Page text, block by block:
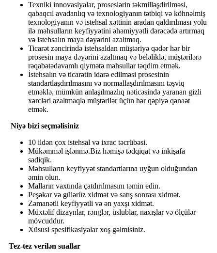
Texniki innovasiyalar, proseslərin təkmilləşdirilməsi,
qabaqcıl avadanlıq və texnologiyanın tətbiqi və köhnəlmiş
texnologiyanın və istehsal xəttinin aradan qaldırılması yolu
ilə məhsulların keyfiyyətini əhəmiyyətli dərəcədə artırmaq
və istehsalın maya dəyərini azaltmaq.
Ticarət zəncirində istehsaldan müştəriyə qədər hər bir
prosesin maya dəyərini azaltmaq və beləliklə, müştərilərə
rəqabətədavamlı qiymətə məhsullar təqdim etmək.
İstehsalın və ticarətin idarə edilməsi prosesinin
standartlaşdırılmasını və normallaşdırılmasını təşviq
etməklə, mümkün anlaşılmazlıq nəticəsində yaranan gizli
xərcləri azaltmaqla müştərilər üçün hər qəpiyə qənaət
etmək.
Niyə bizi seçməlisiniz
10 ildən çox istehsal və ixrac təcrübəsi.
Mükəmməl işlənmə.Biz həmişə tədqiqat və inkişafa
sadiqik.
Məhsulların keyfiyyət standartlarına uyğun olduğundan
əmin olun.
Malların vaxtında çatdırılmasını təmin edin.
Peşəkar və gülərüz xidmət və satış sonrası xidmət.
Zəmanətli keyfiyyətli və ən yaxşı xidmət.
Müxtəlif dizaynlar, rənglər, üslublar, naxışlar və ölçülər
mövcuddur.
Xüsusi spesifikasiyalar xoş gəlmisiniz.
Tez-tez verilən suallar